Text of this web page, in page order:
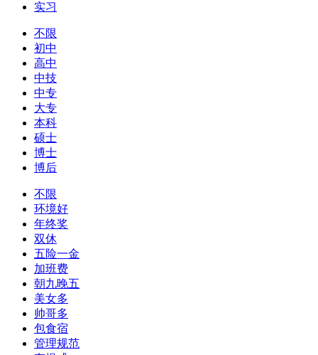
实习
不限
初中
高中
中技
中专
大专
本科
硕士
博士
博后
不限
环境好
年终奖
双休
五险一金
加班费
朝九晚五
美女多
帅哥多
包食宿
管理规范